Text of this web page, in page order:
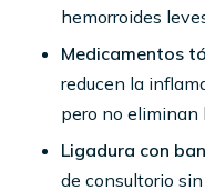
hemorroides
Medicamentos
reducen la
pero no eliminan
Ligadura con
de consultorio